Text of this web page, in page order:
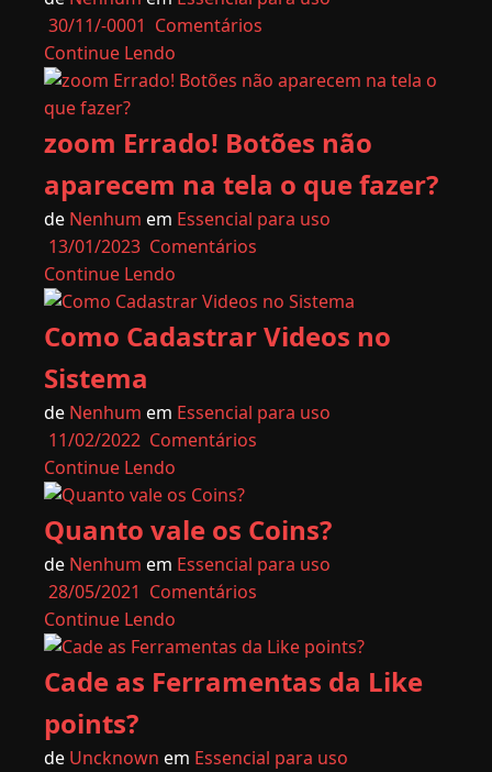
30/11/-0001 Comentários
Continue Lendo
zoom Errado! Botões não
aparecem na tela o que fazer?
de Nenhum em Essencial para uso
13/01/2023 Comentários
Continue Lendo
Como Cadastrar Videos no
Sistema
de Nenhum em Essencial para uso
11/02/2022 Comentários
Continue Lendo
Quanto vale os Coins?
de Nenhum em Essencial para uso
28/05/2021 Comentários
Continue Lendo
Cade as Ferramentas da Like
points?
de Uncknown em Essencial para uso